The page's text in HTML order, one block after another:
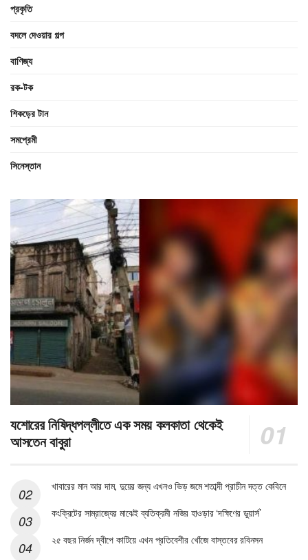
প্রকৃতি
বদলে দেওয়ার গল্প
বাণিজ্য
রক-টক
শিকড়ের টান
সমপ্রেমী
সিনেস্তান
যশোরের নিষিদ্ধপল্লীতে এক সময় কলকাতা থেকেই
আসতেন বাবুরা
খাবারের মান আর দাম, দুয়ের জন্য এখনও ভিড় জমে শতাব্দী প্রাচীন দত্ত কেবিনে
কংক্রিটের সাম্রাজ্যের মাঝেই ব্যতিক্রমী নজির হাওড়ার ‘দক্ষিণের ডুয়ার্স’
২৫ বছর নির্জন দ্বীপে কাটিয়ে এখন প্রতিবেশীর খোঁজে বাস্তবের রবিনসন